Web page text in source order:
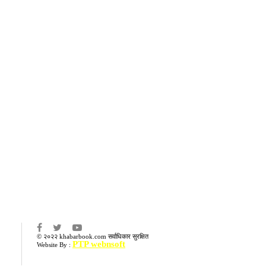
© २०२२ khabarbook.com सर्वाधिकार सुरक्षित
Website By : PTP webnsoft